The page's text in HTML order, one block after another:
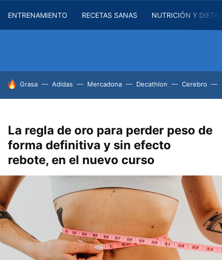
ENTRENAMIENTO RECETAS SANAS NUTRICIÓN Y
HOY SE HABLA DE
Grasa Adidas Mercadona Decathlon Cerebro
La regla de oro para perder peso de
forma definitiva y sin efecto
rebote, en el nuevo curso